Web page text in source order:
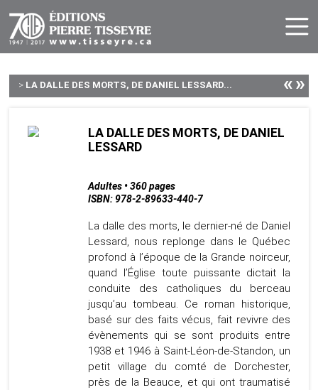
> LA DALLE DES MORTS, DE DANIEL LESSARD... «»
LA DALLE DES MORTS, DE DANIEL
LESSARD
Adultes • 360 pages
ISBN: 978-2-89633-440-7
La dalle des morts, le dernier-né de Daniel
Lessard, nous replonge dans le Québec
profond à l’époque de la Grande noirceur,
quand l’Église toute puissante dictait la
conduite des catholiques du berceau
jusqu’au tombeau. Ce roman historique,
basé sur des faits vécus, fait revivre des
évènements qui se sont produits entre
1938 et 1946 à Saint-Léon-de-Standon, un
petit village du comté de Dorchester,
près de la Beauce, et qui ont traumatisé